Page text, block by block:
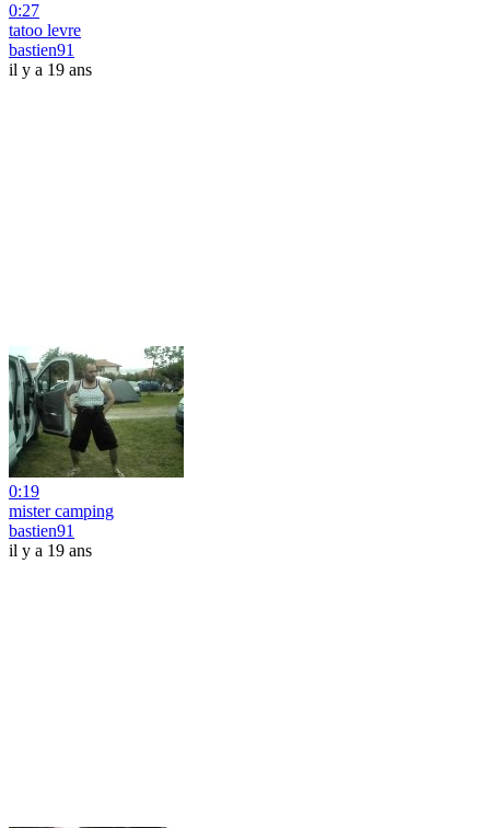
0:27
tatoo levre
bastien91
il y a 19 ans
0:19
mister camping
bastien91
il y a 19 ans